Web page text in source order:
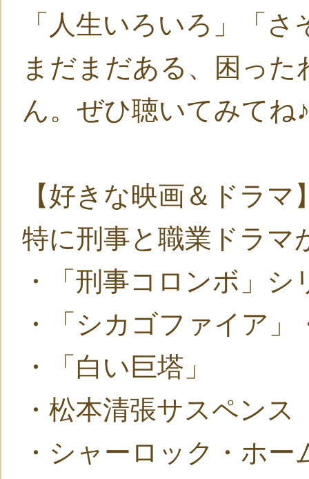
「人生いろいろ」「
まだまだある、困っ
ん。ぜひ聴いてみてね
【好きな映画＆ドラマ
特に刑事と職業ドラマ
・「刑事コロンボ」シ
・「シカゴファイア
・「白い巨塔」
・松本清張サスペンス
・シャーロック・ホ